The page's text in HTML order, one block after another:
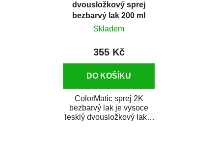
dvousložkový sprej
bezbarvý lak 200 ml
Skladem
355 Kč
DO KOŠÍKU
ColorMatic sprej 2K
bezbarvý lak je vysoce
lesklý dvousložkový lak s